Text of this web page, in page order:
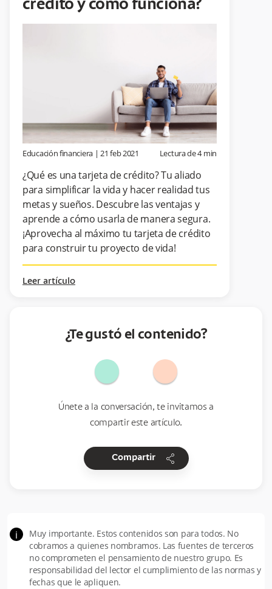
crédito y cómo funciona?
Educación financiera |21 feb 2021 Lectura de4min
¿Qué es una tarjeta de crédito? Tu aliado
para simplificar la vida y hacer realidad tus
metas y sueños. Descubre las ventajas y
aprende a cómo usarla de manera segura.
¡Aprovecha al máximo tu tarjeta de crédito
para construir tu proyecto de vida!
Leer artículo
¿Te gustó el contenido?
Únete a la conversación, te invitamos a
compartir este artículo.
Compartir share
i
Muy importante. Estos contenidos son para todos. No
cobramos a quienes nombramos. Las fuentes de terceros
no comprometen el pensamiento de nuestro grupo. Es
responsabilidad del lector el cumplimiento de las normas y
fechas que le apliquen.